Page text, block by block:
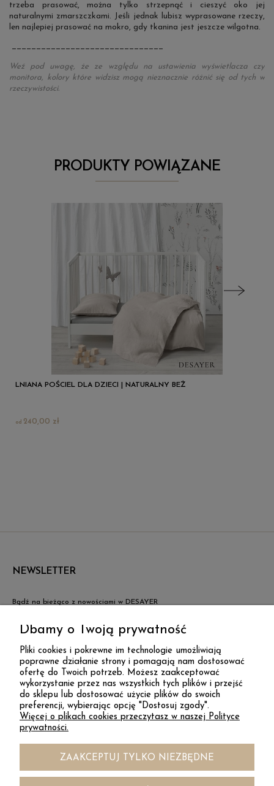
trzeba prasować, można tylko strzepnąć i cieszyć oko jej
naturalnymi zmarszczkami. Jeśli jednak lubisz wyprasowane rzeczy,
len najlepiej prasować na mokro, gdy tkanina jest jeszcze wilgotna.
_______________________________
Weź pod uwagę, że ze względu na ustawienia wyświetlacza czy
monitora, kolory które widzisz mogą nieznacznie różnić się od tych w
rzeczywistości.
PRODUKTY POWIĄZANE
LNIANA POŚCIEL DLA DZIECI | NATURALNY BEŻ
240,00 zł
LNIANA POŚCIEL DLA DZIECI Z FALBANĄ I WYPEŁNIENIEM |
NATURALNY BEŻ
275,00 zł
NEWSLETTER
Bądź na bieżąco z nowościami w DESAYER
DESAYER
KONTAKT
INFORMACJE
Dbamy o Twoją prywatność
Pliki cookies i pokrewne im technologie umożliwiają
poprawne działanie strony i pomagają nam dostosować
ofertę do Twoich potrzeb. Możesz zaakceptować
wykorzystanie przez nas wszystkich tych plików i przejść
do sklepu lub dostosować użycie plików do swoich
preferencji, wybierając opcję "Dostosuj zgody".
Więcej o plikach cookies przeczytasz w naszej Polityce
prywatności.
ZAAKCEPTUJ TYLKO NIEZBĘDNE